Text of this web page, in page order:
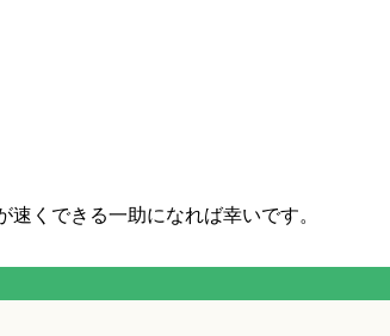
くできる一助になれば幸いです。